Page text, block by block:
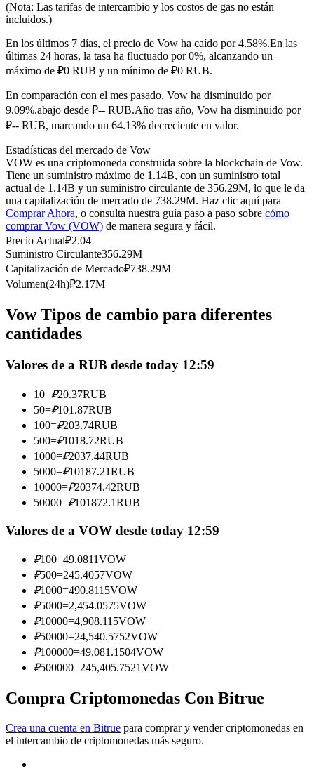
Futuros del USDC
Futuros que utilizan USDC como garantía
Copiar Trading
Únete a los mejores traders
Conviértete en un Trader de Copia
Disfruta del reparto de beneficios y comisiones de copy trading
Información
Análisis de big data que incluye información comercial, etc.
(Nota: Las tarifas de intercambio y los costos de gas no están
incluidos.)
En los últimos 7 días, el precio de Vow ha caído por 4.58%.En las
últimas 24 horas, la tasa ha fluctuado por 0%, alcanzando un
máximo de ₽0 RUB y un mínimo de ₽0 RUB.
En comparación con el mes pasado, Vow ha disminuido por
9.09%.abajo desde ₽-- RUB.Año tras año, Vow ha disminuido por
₽-- RUB, marcando un 64.13% decreciente en valor.
Estadísticas del mercado de Vow
VOW es una criptomoneda construida sobre la blockchain de Vow.
Tiene un suministro máximo de 1.14B, con un suministro total
actual de 1.14B y un suministro circulante de 356.29M, lo que le da
una capitalización de mercado de 738.29M. Haz clic aquí para
Comprar Ahora, o consulta nuestra guía paso a paso sobre cómo
comprar Vow (VOW) de manera segura y fácil.
Precio Actual₽2.04
Suministro Circulante356.29M
Capitalización de Mercado₽738.29M
Volumen(24h)₽2.17M
Vow Tipos de cambio para diferentes
cantidades
Valores de a RUB desde today 12:59
10=₽20.37RUB
50=₽101.87RUB
100=₽203.74RUB
500=₽1018.72RUB
1000=₽2037.44RUB
5000=₽10187.21RUB
10000=₽20374.42RUB
50000=₽101872.1RUB
Valores de a VOW desde today 12:59
₽100=49.0811VOW
₽500=245.4057VOW
₽1000=490.8115VOW
₽5000=2,454.0575VOW
₽10000=4,908.115VOW
₽50000=24,540.5752VOW
₽100000=49,081.1504VOW
₽500000=245,405.7521VOW
Compra Criptomonedas Con Bitrue
Crea una cuenta en Bitrue para comprar y vender criptomonedas en
el intercambio de criptomonedas más seguro.